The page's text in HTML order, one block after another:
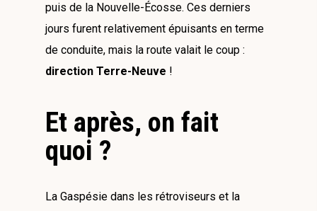
puis de la Nouvelle-Écosse. Ces derniers
jours furent relativement épuisants en terme
de conduite, mais la route valait le coup :
direction Terre-Neuve !
Et après, on fait
quoi ?
La Gaspésie dans les rétroviseurs et la